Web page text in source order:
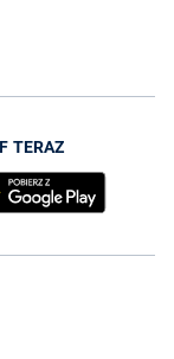
TERAZ